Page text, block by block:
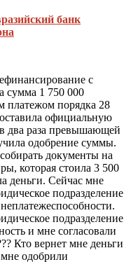
банк
с
сумма 1 750 000
платежом порядка 28
официальную
два раза превышающей
одобрение суммы.
документы на
которая стоила 3 500
деньги. Сейчас мне
подразделение
подразделение
и мне согласовали
Кто вернет мне деньги
одобрили